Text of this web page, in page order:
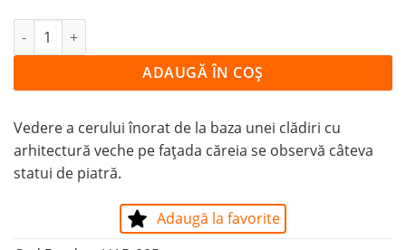
Cantitate Tablou CLĂDIRE VECHE CU STATUI
ADAUGĂ ÎN COȘ
Vedere a cerului înorat de la baza unei clădiri cu
arhitectură veche pe fațada căreia se observă câteva
statui de piatră.
Adaugă la favorite